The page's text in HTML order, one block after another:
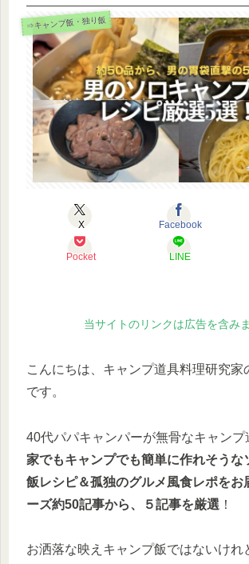
⇒キャンプ飯・独り飯
X Facebook
Pocket LINE
当サイトのリンクは広告を含みま
こんにちは、キャンプ道具料理研究家
です。
40代パパキャンパーが無骨なキャンプ
家でもキャンプでも簡単に作れそうな
飯レシピ＆孤独のグルメ風食レポをお
ーズ約50記事から、５記事を厳選 ！
お洒落な映えキャンプ飯ではないけれ